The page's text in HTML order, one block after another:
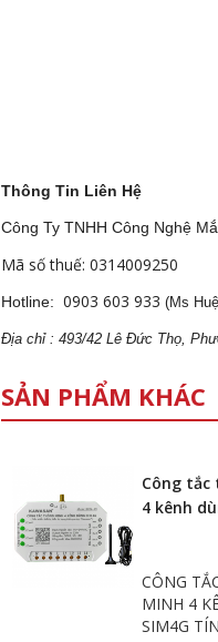
Thông Tin Liên Hệ
Công Ty TNHH Công Nghệ
Mã số thuế: 0314009250
Hotline: 0903 603 933 (Ms
Địa chỉ : 493/42 Lê Đức Thọ,
SẢN PHẨM KHÁC
Công
4 kênh
CÔNG
MINH 4
SIM4G